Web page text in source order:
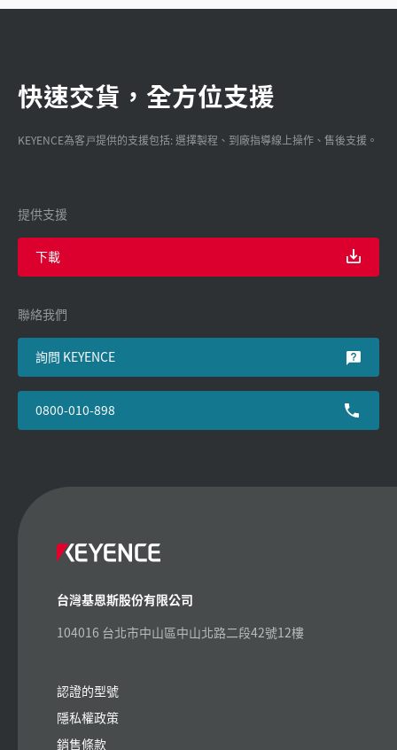
快速交貨，全方位支援
KEYENCE為客戸提供的支援包括: 選擇製程、到廠指導線上操作、售後支援。
提供支援
下載
聯絡我們
詢問 KEYENCE
0800-010-898
台灣基恩斯股份有限公司
104016 台北市中山區中山北路二段42號12樓
認證的型號
隱私權政策
銷售條款